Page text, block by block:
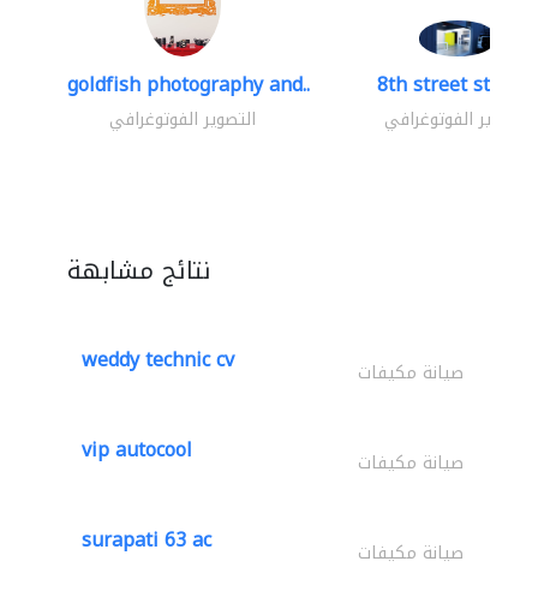
goldfish photography and..
التصوير الفوتوغرافي
8th street studios
التصوير الفوتوغرافي
نتائج مشابهة
weddy technic cv صيانة مكيفات
vip autocool صيانة مكيفات
surapati 63 ac صيانة مكيفات